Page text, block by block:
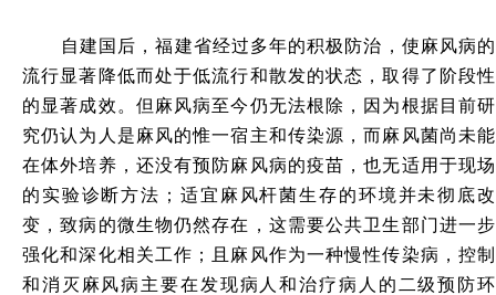
自建国后，福建省经过多年的积极防治，使麻风病的
流行显著降低而处于低流行和散发的状态，取得了阶段性
的显著成效。但麻风病至今仍无法根除，因为根据目前研
究仍认为人是麻风的惟一宿主和传染源，而麻风菌尚未能
在体外培养，还没有预防麻风病的疫苗，也无适用于现场
的实验诊断方法；适宜麻风杆菌生存的环境并未彻底改
变，致病的微生物仍然存在，这需要公共卫生部门进一步
强化和深化相关工作；且麻风作为一种慢性传染病，控制
和消灭麻风病主要在发现病人和治疗病人的二级预防环